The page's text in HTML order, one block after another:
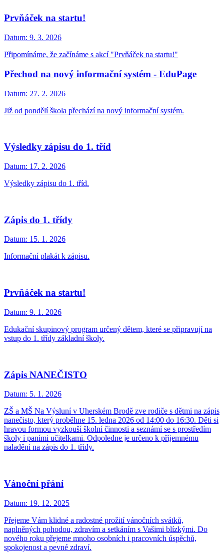
Prvňáček na startu!
Datum: 9. 3. 2026
Připomínáme, že začínáme s akcí "Prvňáček na startu!"
Přechod na nový informační systém - EduPage
Datum: 27. 2. 2026
Již od pondělí škola přechází na nový informační systém.
Výsledky zápisu do 1. tříd
Datum: 17. 2. 2026
Výsledky zápisu do 1. tříd.
Zápis do 1. třídy
Datum: 15. 1. 2026
Informační plakát k zápisu.
Prvňáček na startu!
Datum: 9. 1. 2026
Edukační skupinový program určený dětem, které se připravují na
vstup do 1. třídy základní školy.
Zápis NANEČISTO
Datum: 5. 1. 2026
ZŠ a MŠ Na Výsluní v Uherském Brodě zve rodiče s dětmi na zápis
nanečisto, který proběhne 15. ledna 2026 od 14:00 do 16:30. Děti si
hravou formou vyzkouší školní činnosti a seznámí se s prostředím
školy i paními učitelkami. Odpoledne je určeno k příjemnému
naladění na zápis do 1. třídy.
Vánoční přání
Datum: 19. 12. 2025
Přejeme Vám klidné a radostné prožití vánočních svátků,
naplněných pohodou, zdravím a setkáním s Vašimi blízkými. Do
nového roku přejeme mnoho osobních i pracovních úspěchů,
spokojenost a pevné zdraví.